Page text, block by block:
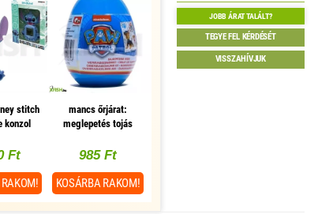
stitch
konzol
Ft
RAKOM!
mancs őrjárat:
meglepetés tojás
985 Ft
KOSÁRBARAKOM!
JOBB ÁRAT TALÁLT?
TEGYE FEL KÉRDÉSÉT
VISSZAHÍVJUK